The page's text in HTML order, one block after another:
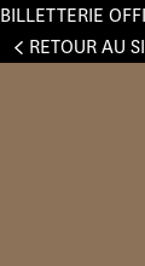
BILLETTERIE
RETOUR AU
Panneau de